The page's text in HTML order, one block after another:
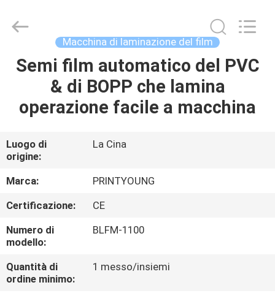
CASA
PRODOTTI
VIDEO
CIRCA
NOI
GIRO
DELLA
FABBRICA
Printyoung
International
Rights
Reserved.
Macchina di laminazione del film
Semi film automatico del PVC
& di BOPP che lamina
operazione facile a macchina
Luogo di
origine:
La Cina
Marca:
PRINTYOUNG
Certificazione:
CE
Numero di
modello:
BLFM-1100
Quantità di
ordine minimo:
1 messo/insiemi